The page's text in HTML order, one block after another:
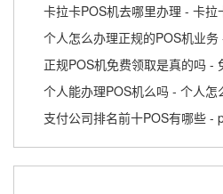
卡拉卡POS机去哪里办理 - 卡拉
个人怎么办理正规的POS机业
正规POS机免费领取是真的吗 -
个人能办理POS机么吗 - 个人怎
支付公司排名前十POS有哪些 -